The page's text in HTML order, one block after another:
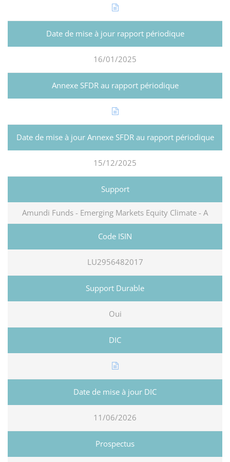
16/01/2025
15/12/2025
Amundi Funds - Emerging Markets Equity Climate - A
LU2956482017
Oui
11/06/2026